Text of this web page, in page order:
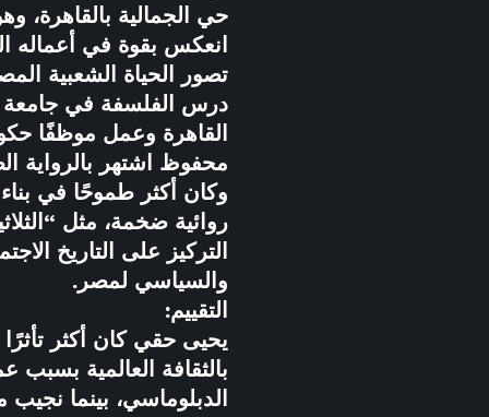
حي الجمالية بالقاهرة،
انعكس بقوة في أعماله
تصور الحياة الشعبية
درس الفلسفة في جامعة
القاهرة وعمل موظفًا
محفوظ اشتهر بالرواية
وكان أكثر طموحًا في
روائية ضخمة، مثل
التركيز على التاريخ
والسياسي لمصر.
التقييم:
يحيى حقي كان أكثر تأثرًا
بالثقافة العالمية بسبب
الدبلوماسي، بينما